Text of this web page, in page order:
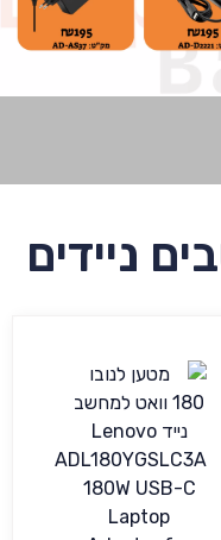
ניידים